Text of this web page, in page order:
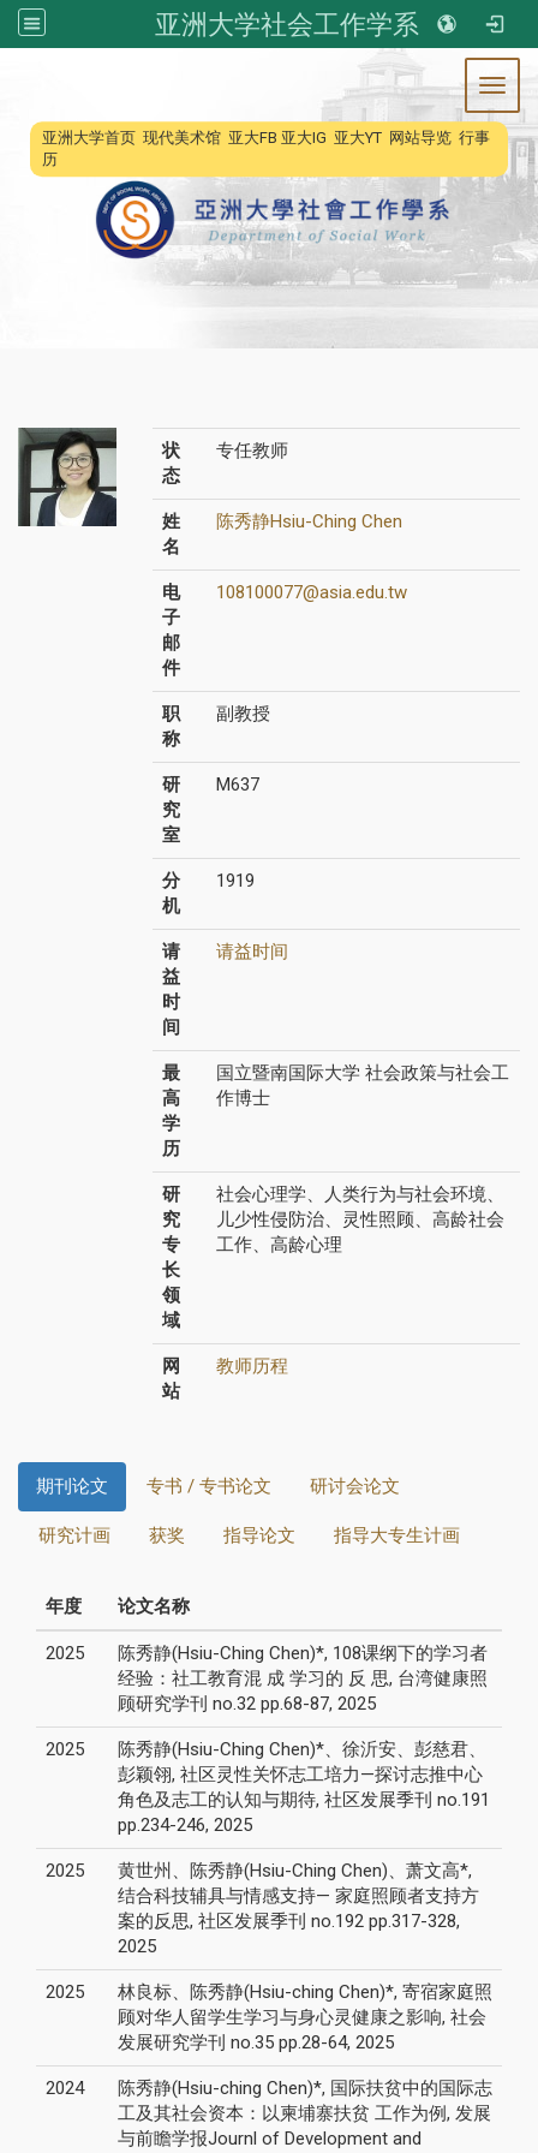
亚洲大学社会工作学系
::: 亚洲大学首页 现代美术馆 亚大FB 亚大IG 亚大YT 网站导览 行事
历
状
态
专任教师
姓
名
陈秀静Hsiu-Ching Chen
电
子
邮
件
108100077@asia.edu.tw
职
称
副教授
研
究
室
M637
分
机
1919
请
益
时
间
请益时间
最
高
学
历
国立暨南国际大学 社会政策与社会工
作博士
研
究
专
长
领
域
社会心理学、人类行为与社会环境、
儿少性侵防治、灵性照顾、高龄社会
工作、高龄心理
网
站
教师历程
期刊论文 专书 / 专书论文 研讨会论文
研究计画 获奖 指导论文 指导大专生计画
年度 论文名称
2025
陈秀静(Hsiu-Ching Chen)*, 108课纲下的学习者
经验：社工教育混 成 学习的 反 思, 台湾健康照
顾研究学刊 no.32 pp.68-87, 2025
2025
陈秀静(Hsiu-Ching Chen)*、徐沂安、彭慈君、
彭颖翎, 社区灵性关怀志工培力—探讨志推中心
角色及志工的认知与期待, 社区发展季刊 no.191
pp.234-246, 2025
2025
黄世州、陈秀静(Hsiu-Ching Chen)、萧文高*,
结合科技辅具与情感支持— 家庭照顾者支持方
案的反思, 社区发展季刊 no.192 pp.317-328,
2025
2025
林良标、陈秀静(Hsiu-ching Chen)*, 寄宿家庭照
顾对华人留学生学习与身心灵健康之影响, 社会
发展研究学刊 no.35 pp.28-64, 2025
2024
陈秀静(Hsiu-ching Chen)*, 国际扶贫中的国际志
工及其社会资本：以柬埔寨扶贫 工作为例, 发展
与前瞻学报Journl of Development and